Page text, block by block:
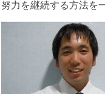
努力を継続する方法を